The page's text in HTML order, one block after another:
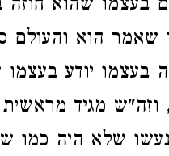
בעצמו שהוא חוזה
שאמר הוא והעולם
בעצמו יודע
מגיד מראשית
שלא היה כמו